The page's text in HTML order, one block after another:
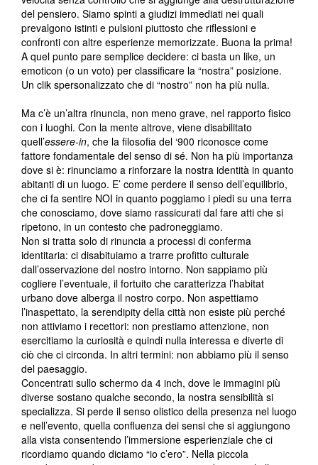
del pensiero. Siamo spinti a giudizi immediati nei quali
prevalgono istinti e pulsioni piuttosto che riflessioni e
confronti con altre esperienze memorizzate. Buona la prima!
A quel punto pare semplice decidere: ci basta un like, un
emoticon (o un voto) per classificare la “nostra” posizione.
Un clik spersonalizzato che di “nostro” non ha più nulla.
Ma c’è un’altra rinuncia, non meno grave, nel rapporto fisico
con i luoghi. Con la mente altrove, viene disabilitato
quell’essere-in, che la filosofia del ‘900 riconosce come
fattore fondamentale del senso di sé. Non ha più importanza
dove si è: rinunciamo a rinforzare la nostra identità in quanto
abitanti di un luogo. E’ come perdere il senso dell’equilibrio,
che ci fa sentire NOI in quanto poggiamo i piedi su una terra
che conosciamo, dove siamo rassicurati dal fare atti che si
ripetono, in un contesto che padroneggiamo.
Non si tratta solo di rinuncia a processi di conferma
identitaria: ci disabituiamo a trarre profitto culturale
dall’osservazione del nostro intorno. Non sappiamo più
cogliere l’eventuale, il fortuito che caratterizza l’habitat
urbano dove alberga il nostro corpo. Non aspettiamo
l’inaspettato, la serendipity della città non esiste più perché
non attiviamo i recettori: non prestiamo attenzione, non
esercitiamo la curiosità e quindi nulla interessa e diverte di
ciò che ci circonda. In altri termini: non abbiamo più il senso
del paesaggio.
Concentrati sullo schermo da 4 inch, dove le immagini più
diverse sostano qualche secondo, la nostra sensibilità si
specializza. Si perde il senso olistico della presenza nel luogo
e nell’evento, quella confluenza dei sensi che si aggiungono
alla vista consentendo l’immersione esperienziale che ci
ricordiamo quando diciamo “io c’ero”. Nella piccola